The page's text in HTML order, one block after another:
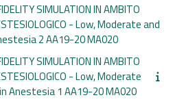
SIMULATION IN AMBITO
- Low, Moderate and
2 AA19-20 MA020
SIMULATION IN AMBITO
- Low, Moderate
Anestesia 1 AA19-20 MA020